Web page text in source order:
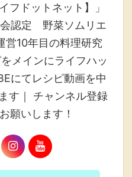
フドットネット】」
認定 野菜ソムリエ
営10年目の料理研究
メインにライフハッ
にてレシピ動画を中
す｜ チャンネル登録
願いします！